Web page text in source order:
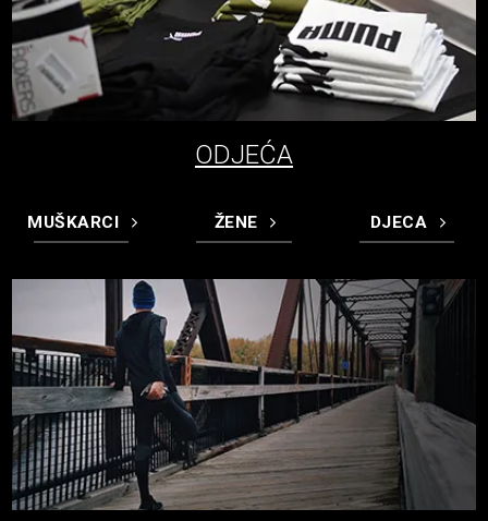
ODJEĆA
MUŠKARCI ŽENE DJECA